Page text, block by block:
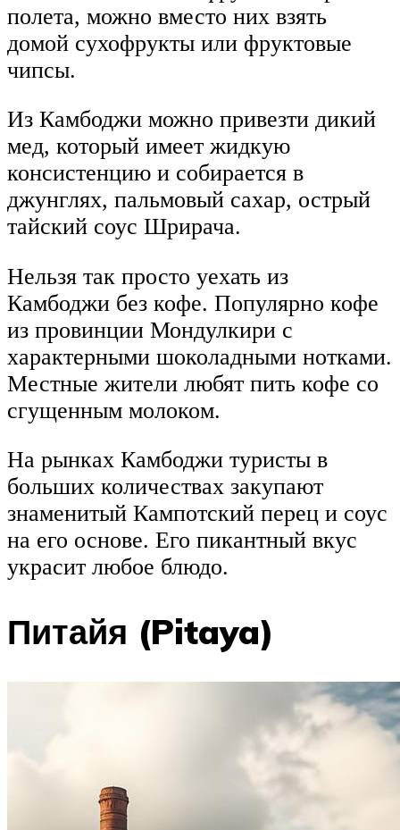
полета, можно вместо них взять
домой сухофрукты или фруктовые
чипсы.
Из Камбоджи можно привезти дикий
мед, который имеет жидкую
консистенцию и собирается в
джунглях, пальмовый сахар, острый
тайский соус Шрирача.
Нельзя так просто уехать из
Камбоджи без кофе. Популярно кофе
из провинции Мондулкири с
характерными шоколадными нотками.
Местные жители любят пить кофе со
сгущенным молоком.
На рынках Камбоджи туристы в
больших количествах закупают
знаменитый Кампотский перец и соус
на его основе. Его пикантный вкус
украсит любое блюдо.
Питайя (Pitaya)